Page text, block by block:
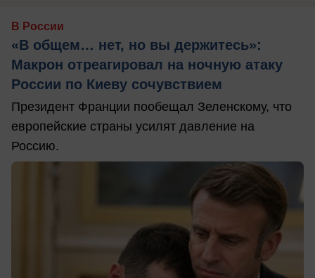
В России
«В общем… нет, но вы держитесь»:
Макрон отреагировал на ночную атаку
России по Киеву сочувствием
Президент Франции пообещал Зеленскому, что
европейские страны усилят давление на
Россию.